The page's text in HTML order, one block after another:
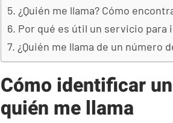
¿Quién me llama? Cómo
Por qué es útil un servicio para
¿Quién me llama de un número
Cómo identificar
quién me llama